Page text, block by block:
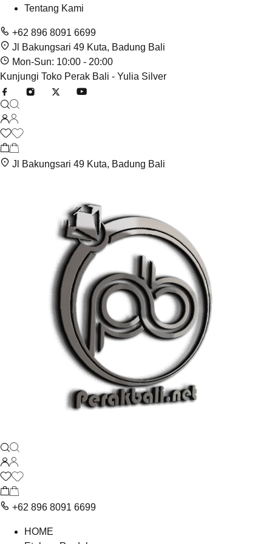
Tentang Kami
+62 896 8091 6699
Jl Bakungsari 49 Kuta, Badung Bali
Mon-Sun: 10:00 - 20:00
Kunjungi Toko Perak Bali - Yulia Silver
Jl Bakungsari 49 Kuta, Badung Bali
+62 896 8091 6699
HOME